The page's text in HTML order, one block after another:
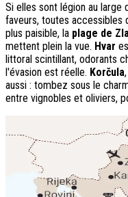
Si elles sont légion au
faveurs, toutes accessibles
plus paisible, la plage de
mettent plein la vue. Hvar
littoral scintillant, odorants
l'évasion est réelle. Korčula
aussi : tombez sous le
entre vignobles et oliviers,